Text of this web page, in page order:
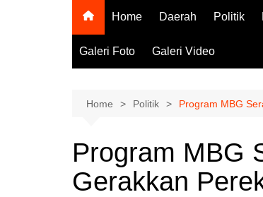
Home Daerah Politik
Galeri Foto Galeri Video
Home Politik Program MBG
Program MBG
Gerakkan